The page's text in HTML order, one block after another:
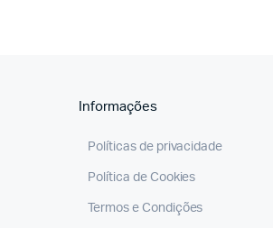
Informações
Políticas de privacidade
Política de Cookies
Termos e Condições